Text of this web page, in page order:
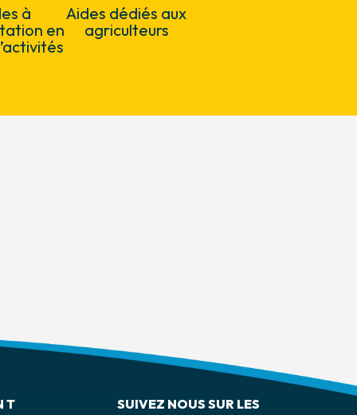
à
en
Aides dédiés aux
agriculteurs
T SUIVEZ NOUS SUR LES